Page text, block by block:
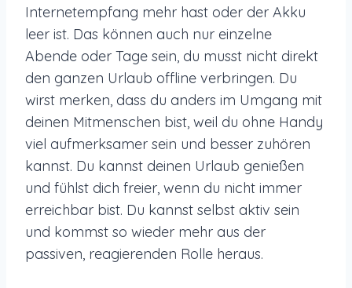
Internetempfang mehr hast oder der Akku
leer ist. Das können auch nur einzelne
Abende oder Tage sein, du musst nicht direkt
den ganzen Urlaub offline verbringen. Du
wirst merken, dass du anders im Umgang mit
deinen Mitmenschen bist, weil du ohne Handy
viel aufmerksamer sein und besser zuhören
kannst. Du kannst deinen Urlaub genießen
und fühlst dich freier, wenn du nicht immer
erreichbar bist. Du kannst selbst aktiv sein
und kommst so wieder mehr aus der
passiven, reagierenden Rolle heraus.